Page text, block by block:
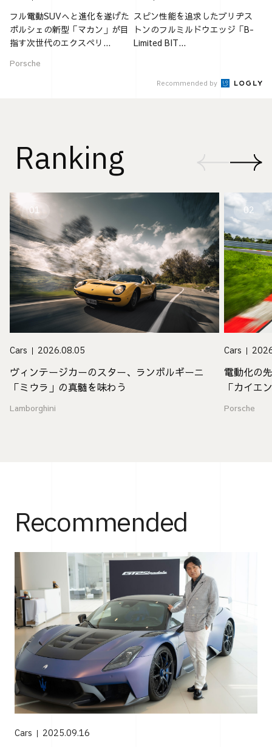
フル電動SUVへと進化を遂げた
ポルシェの新型「マカン」が目
指す次世代のエクスペリ...
Porsche
スピン性能を追求したブリヂス
トンのフルミルドウエッジ「B-
Limited BIT...
Recommended by
Ranking
01
Cars 2026.08.05
ヴィンテージカーのスター、ランボルギーニ
「ミウラ」の真髄を味わう
Lamborghini
02
Cars
電動化の
「カイエ
Porsche
Recommended
Cars 2025.09.16